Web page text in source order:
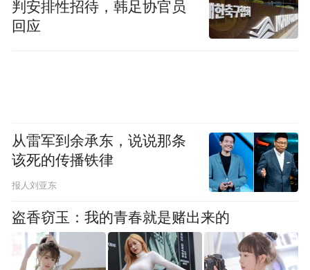
判安排性招待，韩足协官员
回应
从雷军到余承东，说说那条
该死的传播铁律
报人刘亚东
盗香窃玉：我的青春就是赌出来的